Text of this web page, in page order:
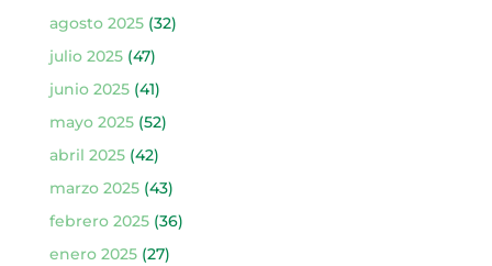
agosto 2025(32)
julio 2025(47)
junio 2025(41)
mayo 2025(52)
abril 2025(42)
marzo 2025(43)
febrero 2025(36)
enero 2025(27)